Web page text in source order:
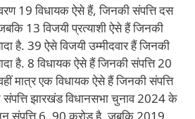
19 विधायक ऐसे हैं, जिनकी संपत्ति दस
13 विजयी प्रत्याशी ऐसे हैं जिनकी
है. 39 ऐसे विजयी उम्मीदवार हैं जिनकी
है. 8 विधायक ऐसे हैं जिनकी संपत्ति 20
मात्र एक विधायक ऐसे हैं जिनकी संपत्ति
झारखंड विधानसभा चुनाव 2024 के